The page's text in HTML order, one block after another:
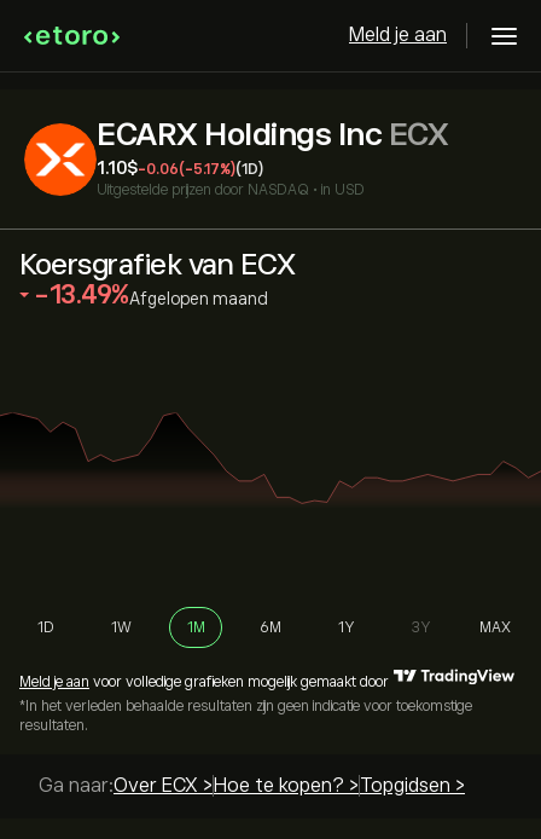
Meld je aan
ECARX Holdings Inc ECX
1.10‎$‎-0.06(-5.17%)(1D)
Uitgestelde prijzen door NASDAQ • in USD
Koersgrafiek van ECX
‎-13.49‎ Afgelopen maand
1D 1W 1M 6M 1Y 3Y MAX
Meld je aan voor volledige grafieken mogelijk gemaakt door
*In het verleden behaalde resultaten zijn geen indicatie voor toekomstige
resultaten.
Ga naar:Over ECX > Hoe te kopen? >Topgidsen >